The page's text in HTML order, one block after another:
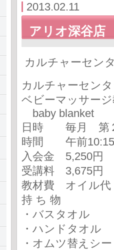
2013.02.11
アリオ深谷店
カルチャーセン
カルチャーセン
ベビーマッサー
baby blanket
日時 毎月 第
時間 午前10:15
入会金 5,250円
受講料 3,675円
教材費 オイル
持 ち 物
・バスタオル
・ハンドタオル
・オムツ替えシ